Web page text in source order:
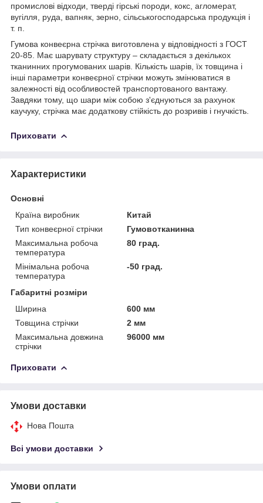
промислові відходи, тверді гірські породи, кокс, агломерат,
вугілля, руда, вапняк, зерно, сільськогосподарська продукція і
т. п.
Гумова конвеєрна стрічка виготовлена у відповідності з ГОСТ
20-85. Має шарувату структуру – складається з декількох
тканинних прогумованих шарів. Кількість шарів, їх товщина і
інші параметри конвеєрної стрічки можуть змінюватися в
залежності від особливостей транспортованого вантажу.
Завдяки тому, що шари між собою з'єднуються за рахунок
каучуку, стрічка має додаткову стійкість до розривів і гнучкість.
Приховати
Характеристики
Основні
Країна виробник
Китай
Тип конвеєрної стрічки
Гумовотканинна
Максимальна робоча
температура
80 град.
Мінімальна робоча
температура
-50 град.
Габаритні розміри
Ширина
600 мм
Товщина стрічки
2 мм
Максимальна довжина
стрічки
96000 мм
Приховати
Умови доставки
Нова Пошта
Всі умови доставки
Умови оплати